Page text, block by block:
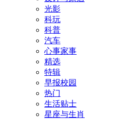
光影
科玩
科普
汽车
心事家事
精选
特辑
早报校园
热门
生活贴士
星座与生肖